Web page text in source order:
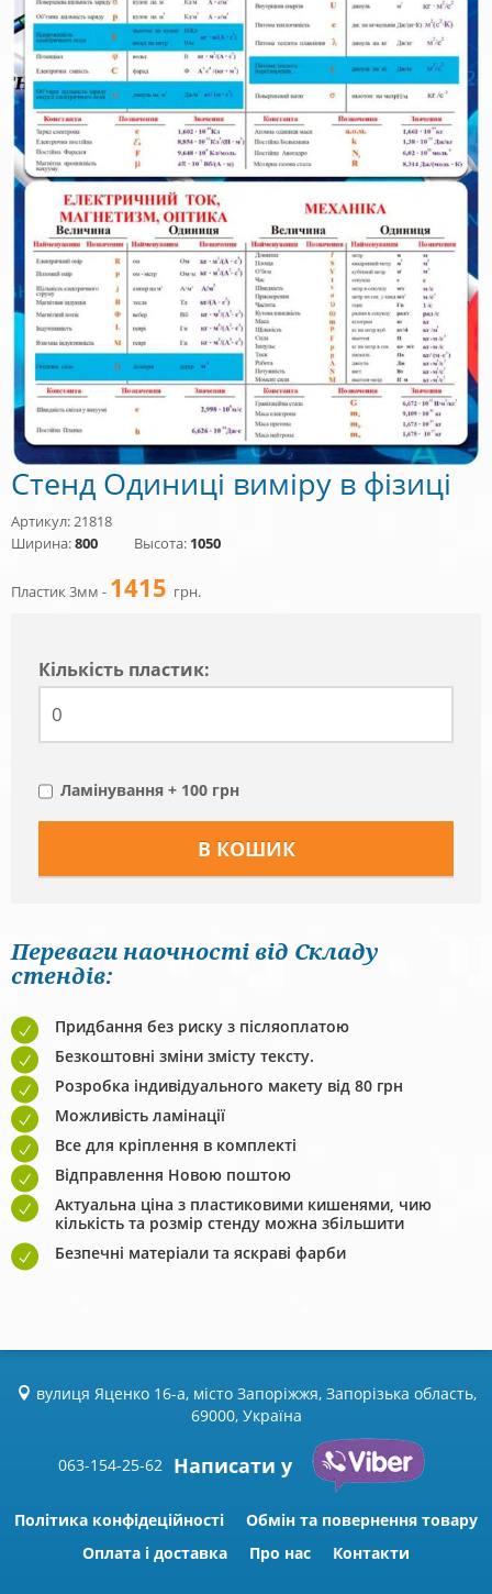
Стенд Одиниці виміру в фізиці
Артикул: 21818
Ширина:800 Высота: 1050
Пластик 3мм - 1415 грн.
Кiлькiсть пластик:
Ламінування + 100 грн
Переваги наочності від Складу
стендів:
Придбання без риску з післяоплатою
Безкоштовні зміни змісту тексту.
Розробка індивідуального макету від 80 грн
Можливість ламінації
Все для кріплення в комплекті
Відправлення Новою поштою
Актуальна ціна з пластиковими кишенями, чию
кількість та розмір стенду можна збільшити
Безпечні матеріали та яскраві фарби
вулиця Яценко 16-а, місто Запоріжжя, Запорізька область,
69000, Україна
063-154-25-62 Написати у
Політика конфідеційності
Обмін та повернення товару
Оплата і доставка
Про нас Контакти